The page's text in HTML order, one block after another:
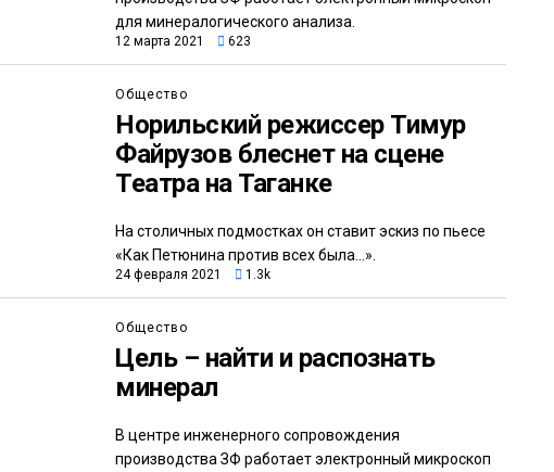
для минералогического анализа.
12 марта 2021 623
Общество
Норильский режиссер Тимур
Файрузов блеснет на сцене
Театра на Таганке
На столичных подмостках он ставит эскиз по пьесе
«Как Петюнина против всех была...».
24 февраля 2021 1.3k
Общество
Цель – найти и распознать
минерал
В центре инженерного сопровождения
производства ЗФ работает электронный микроскоп